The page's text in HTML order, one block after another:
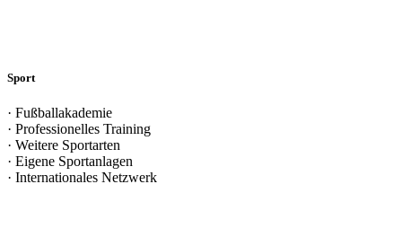
Sport
· Fußballakademie
· Professionelles Training
· Weitere Sportarten
· Eigene Sportanlagen
· Internationales Netzwerk